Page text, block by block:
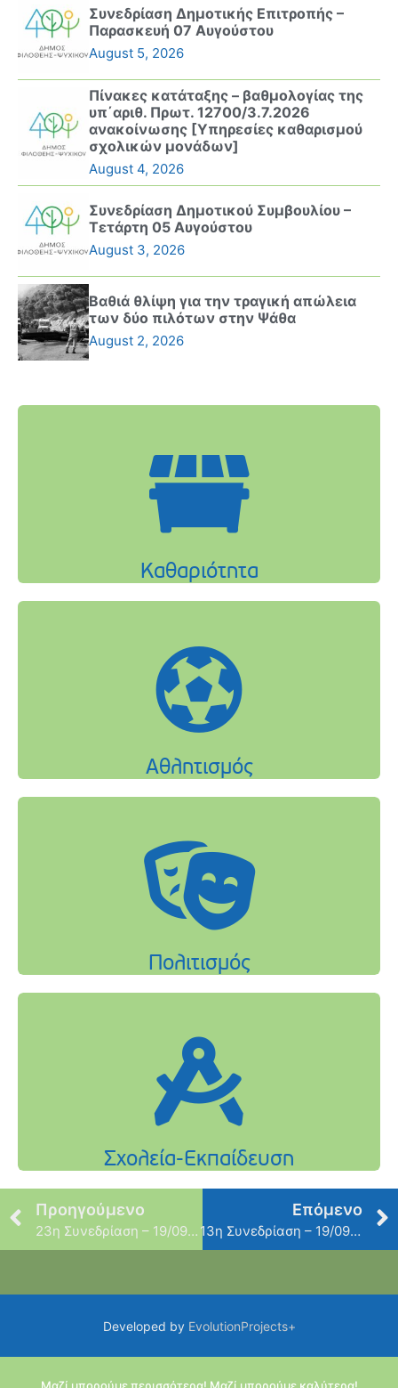
Συνεδρίαση Δημοτικής Επιτροπής –
Παρασκευή 07 Αυγούστου
August 5, 2026
Πίνακες κατάταξης – βαθμολογίας της
υπ΄αριθ. Πρωτ. 12700/3.7.2026
ανακοίνωσης [Υπηρεσίες καθαρισμού
σχολικών μονάδων]
August 4, 2026
Συνεδρίαση Δημοτικού Συμβουλίου –
Τετάρτη 05 Αυγούστου
August 3, 2026
Βαθιά θλίψη για την τραγική απώλεια
των δύο πιλότων στην Ψάθα
August 2, 2026
Προηγούμενο
23η Συνεδρίαση – 19/09/2022
Επόμενο
13η Συνεδρίαση – 19/09/2022
Developed by EvolutionProjects+